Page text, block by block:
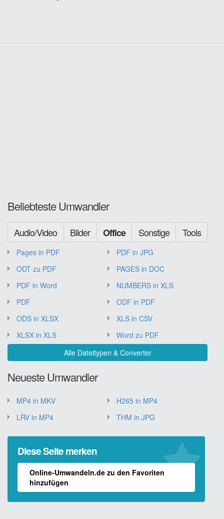
Beliebteste Umwandler
Audio/Video Bilder Office Sonstige Tools
Pages in PDF
PDF in JPG
ODT zu PDF
PAGES in DOC
PDF in Word
NUMBERS in XLS
PDF
ODF in PDF
ODS in XLSX
XLS in CSV
XLSX in XLS
Word zu PDF
Alle Dateitypen & Converter
Neueste Umwandler
MP4 in MKV
H265 in MP4
LRV in MP4
THM in JPG
Diese Seite merken
Online-Umwandeln.de zu den Favoriten
hinzufügen